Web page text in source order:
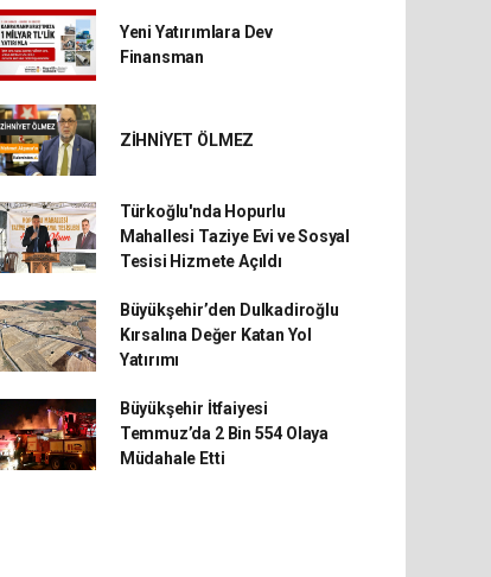
Yeni Yatırımlara Dev
Finansman
ZİHNİYET ÖLMEZ
Türkoğlu'nda Hopurlu
Mahallesi Taziye Evi ve Sosyal
Tesisi Hizmete Açıldı
Büyükşehir’den Dulkadiroğlu
Kırsalına Değer Katan Yol
Yatırımı
Büyükşehir İtfaiyesi
Temmuz’da 2 Bin 554 Olaya
Müdahale Etti